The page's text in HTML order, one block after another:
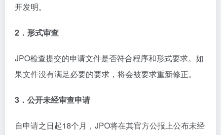
开发明。
2．形式审查
JPO检查提交的申请文件是否符合程序和形式要求。如
果文件没有满足必要的要求，将会被要求重新修正。
3．公开未经审查申请
自申请之日起18个月，JPO将在其官方公报上公布未经